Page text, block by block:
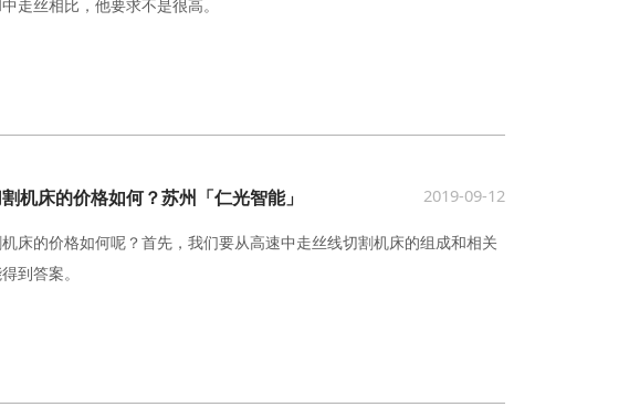
走丝相比，他要求不是很高。
机床的价格如何？苏州「仁光智能」 2019-09-12
床的价格如何呢？首先，我们要从高速中走丝线切割机床的组成和相关
到答案。